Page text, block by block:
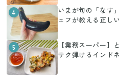
4
いまが旬の「なす
ェフが教える正し
5
【業務スーパー】
サク弾けるインド